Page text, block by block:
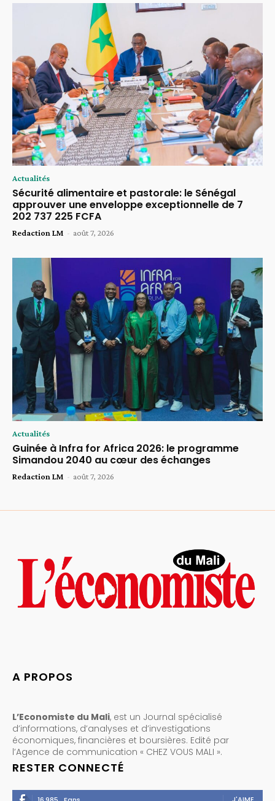
Actualités
Sécurité alimentaire et pastorale: le Sénégal
approuver une enveloppe exceptionnelle de 7
202 737 225 FCFA
Redaction LM - août 7, 2026
Actualités
Guinée à Infra for Africa 2026: le programme
Simandou 2040 au cœur des échanges
Redaction LM - août 7, 2026
A PROPOS
L’Economiste du Mali, est un Journal spécialisé
d’informations, d’analyses et d’investigations
économiques, financières et boursières. Edité par
l’Agence de communication « CHEZ VOUS MALI ».
RESTER CONNECTÉ
J'AIME